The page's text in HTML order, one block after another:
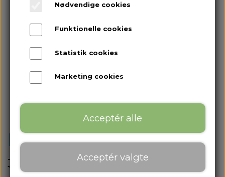
Filament 3D Printere
Industriel 3D Printere
Resin 3D Printere
Brugt/Demo
Om os
Om os
Kontakt
PTFE-Tube
36,00 kr.
Nødvendige cookies
Funktionelle cookies
Statistik cookies
Marketing cookies
Acceptér alle
Acceptér valgte